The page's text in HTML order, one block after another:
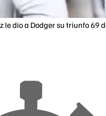
le dio a Dodger su triunfo 69